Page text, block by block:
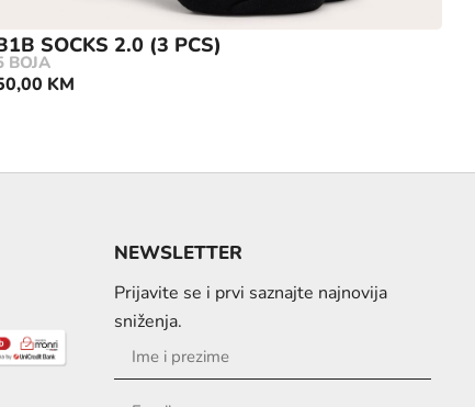
SOCKS 2.0 (3 PCS)
BOJA
KM
NEWSLETTER
Prijavite se i prvi saznajte najnovija
sniženja.